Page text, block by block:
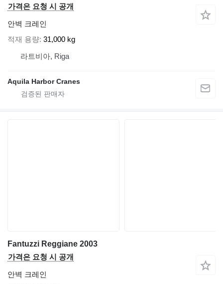
가격은 요청 시 공개
안벽 크레인
적재 용량 31,000 kg
라트비아, Riga
Aquila Harbor Cranes
Fantuzzi Reggiane 2003
가격은 요청 시 공개
안벽 크레인